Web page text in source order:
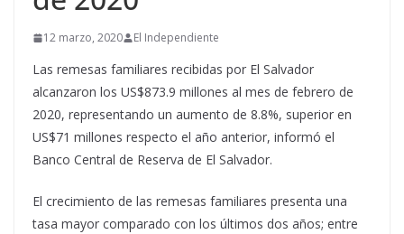
12 marzo, 2020 El Independiente
Las remesas familiares recibidas por El Salvador
alcanzaron los US$873.9 millones al mes de febrero de
2020, representando un aumento de 8.8%, superior en
US$71 millones respecto el año anterior, informó el
Banco Central de Reserva de El Salvador.
El crecimiento de las remesas familiares presenta una
tasa mayor comparado con los últimos dos años; entre